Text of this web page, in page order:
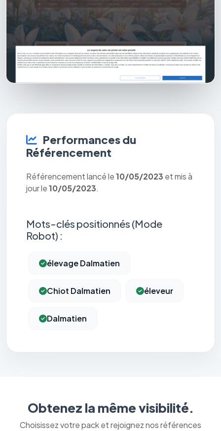
Performances du
Référencement
Référencement lancé le10/05/2023 et mis à
jour le10/05/2023.
Mots-clés positionnés (Mode
Robot) :
élevage Dalmatien
Chiot Dalmatien éleveur
Dalmatien
Obtenez la même visibilité.
Choisissez votre pack et rejoignez nos références